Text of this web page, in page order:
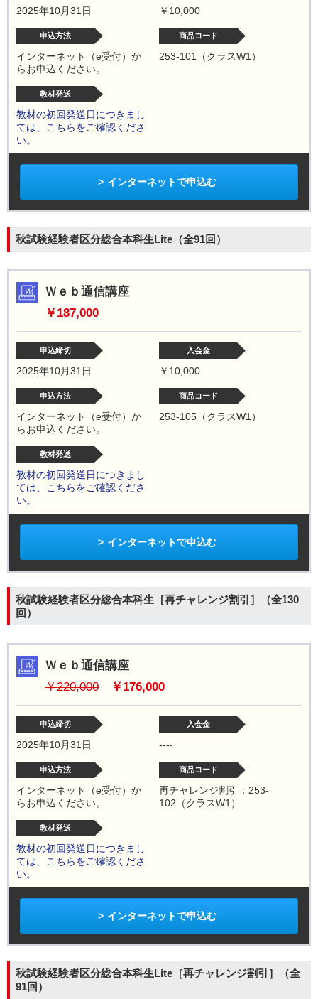
2025年10月31日 ￥10,000
申込方法
インターネット（e受付）か
らお申込ください。
商品コード
253-101（クラスW1）
教材発送
教材の初回発送日につきまし
ては、こちらをご確認くださ
い。
インターネットで申込む
秋試験経験者区分総合本科生Lite（全91回）
Ｗｅｂ通信講座
￥187,000
申込締切
2025年10月31日
入会金
￥10,000
申込方法
インターネット（e受付）か
らお申込ください。
商品コード
253-105（クラスW1）
教材発送
教材の初回発送日につきまし
ては、こちらをご確認くださ
い。
インターネットで申込む
秋試験経験者区分総合本科生［再チャレンジ割引］（全130
回）
Ｗｅｂ通信講座
￥220,000 ￥176,000
申込締切
2025年10月31日
入会金
----
申込方法
インターネット（e受付）か
らお申込ください。
商品コード
再チャレンジ割引：253-
102（クラスW1）
教材発送
教材の初回発送日につきまし
ては、こちらをご確認くださ
い。
インターネットで申込む
秋試験経験者区分総合本科生Lite［再チャレンジ割引］（全
91回）